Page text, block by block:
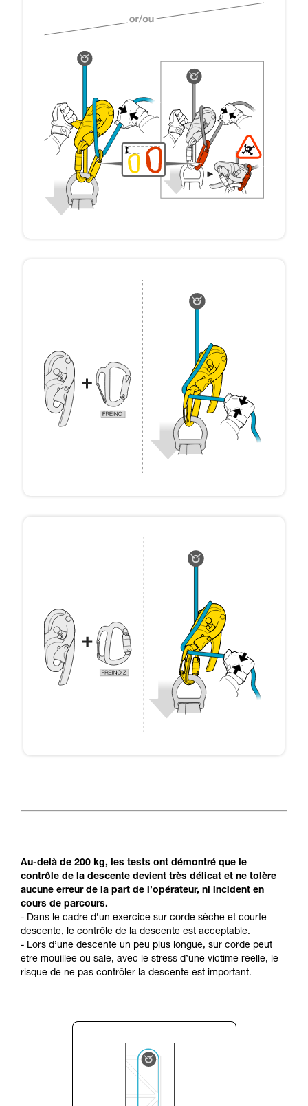
Au-delà de 200 kg, les tests ont démontré que le
contrôle de la descente devient très délicat et ne tolère
aucune erreur de la part de l’opérateur, ni incident en
cours de parcours.
- Dans le cadre d’un exercice sur corde sèche et courte
descente, le contrôle de la descente est acceptable.
- Lors d’une descente un peu plus longue, sur corde peut
être mouillée ou sale, avec le stress d’une victime réelle, le
risque de ne pas contrôler la descente est important.